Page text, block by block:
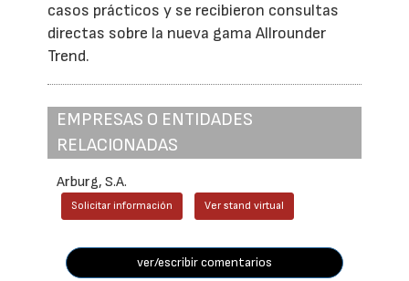
casos prácticos y se recibieron consultas
directas sobre la nueva gama Allrounder
Trend.
EMPRESAS O ENTIDADES
RELACIONADAS
Arburg, S.A.
Solicitar información Ver stand virtual
ver/escribir comentarios